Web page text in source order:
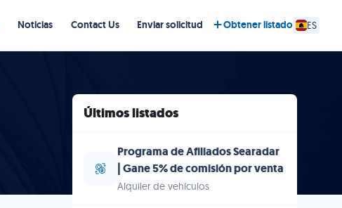
Noticias Contact Us Enviar solicitud Obtener listado ES
Últimos listados
Programa de Afiliados Searadar
| Gane 5% de comisión por venta
Alquiler de vehículos